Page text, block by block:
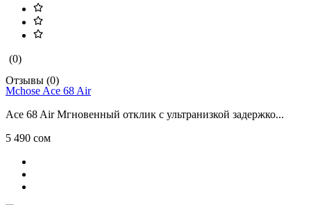
(0)
Отзывы (0)
Mchose Ace 68 Air
Ace 68 Air Мгновенный отклик с ультранизкой задержко...
5 490 сом